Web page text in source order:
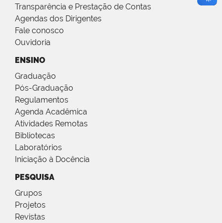
Transparência e Prestação de Contas
Agendas dos Dirigentes
Fale conosco
Ouvidoria
ENSINO
Graduação
Pós-Graduação
Regulamentos
Agenda Acadêmica
Atividades Remotas
Bibliotecas
Laboratórios
Iniciação à Docência
PESQUISA
Grupos
Projetos
Revistas